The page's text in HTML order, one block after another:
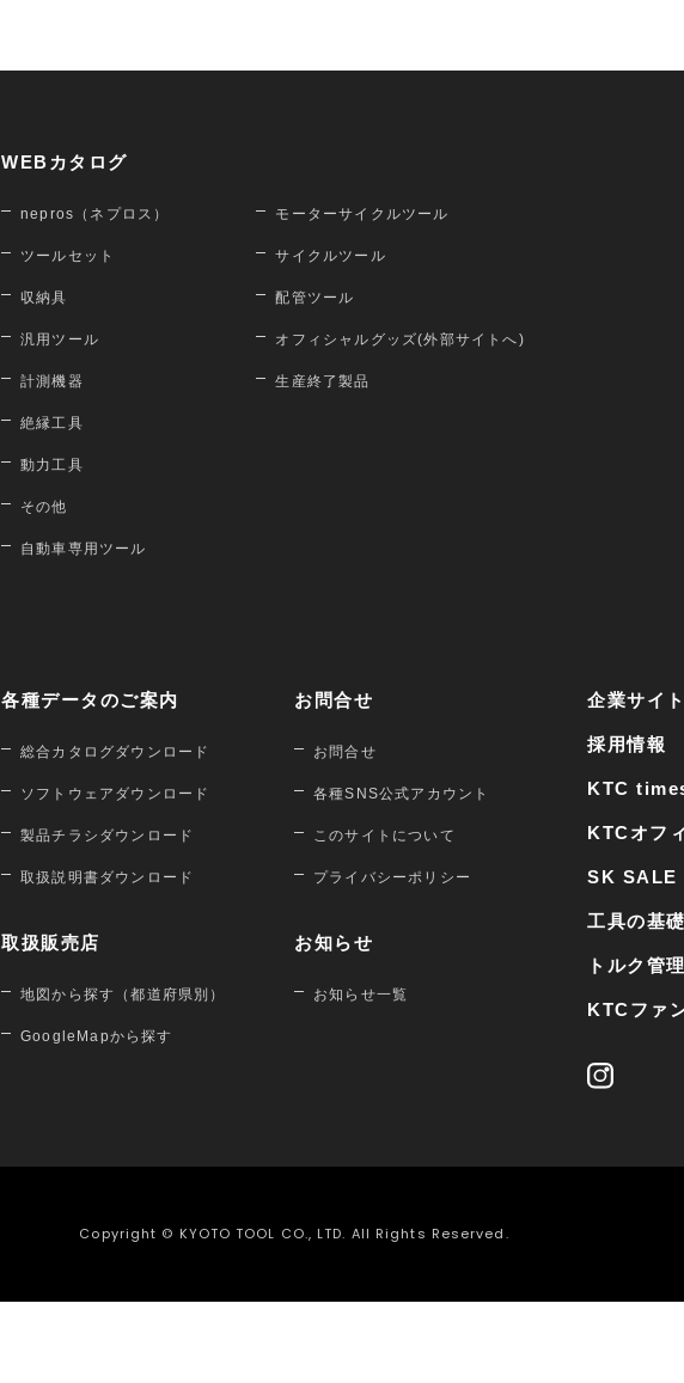
WEBカタログ
nepros（ネプロス）
ツールセット
収納具
汎用ツール
計測機器
絶縁工具
動力工具
その他
自動車専用ツール
モーターサイクルツール
サイクルツール
配管ツール
オフィシャルグッズ(外部サイトへ)
生産終了製品
各種データのご案内
総合カタログダウンロード
ソフトウェアダウンロード
製品チラシダウンロード
取扱説明書ダウンロード
取扱販売店
地図から探す（都道府県別）
GoogleMapから探す
お問合せ
お問合せ
各種SNS公式アカウント
このサイトについて
プライバシーポリシー
お知らせ
お知らせ一覧
企業サイト
採用情報
KTC
KTCオフ
SK SALE
工具の基
トルク管
KTCファ
Copyright © KYOTO TOOL CO., LTD. All Rights Reserved.